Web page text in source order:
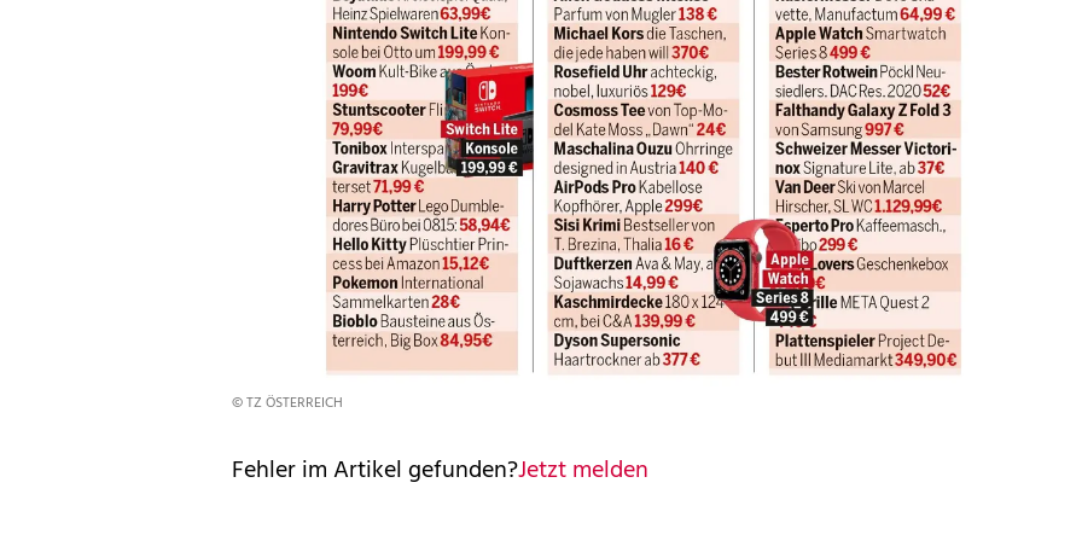
© TZ ÖSTERREICH
Fehler im Artikel gefunden?Jetzt melden